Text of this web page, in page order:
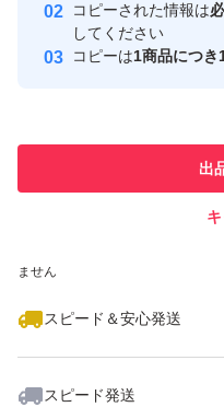
【大人の角栓ケア】
マイルドピーリング:肌表
軽やかに広がって肌への
後は、つっぱらず、つる
クリアハーブシトラスの
などの天然精油をブレン
えたすっきりとした爽快
取引実績
ません
スピード＆安心発送
スピード発送
コピーされた情報は
してください
コピーは1商品につき
出